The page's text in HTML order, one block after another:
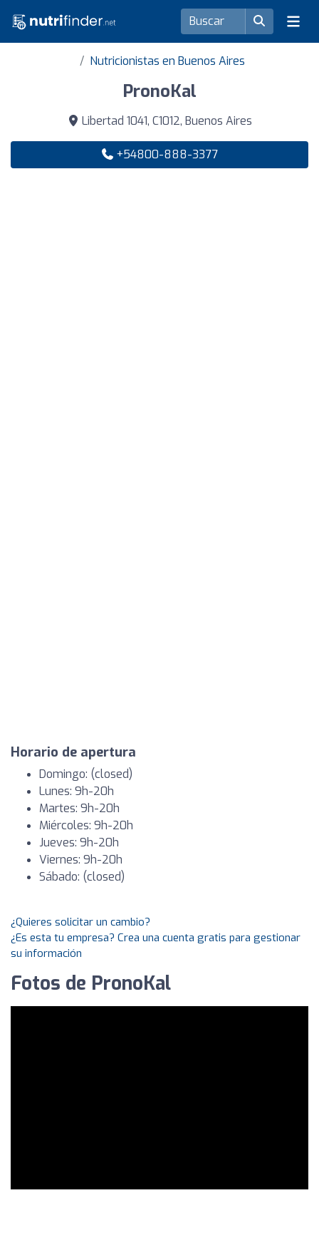
Nutricionistas en Buenos Aires
PronoKal
Libertad 1041, C1012, Buenos Aires
+54800-888-3377
Horario de apertura
Domingo: (closed)
Lunes: 9h-20h
Martes: 9h-20h
Miércoles: 9h-20h
Jueves: 9h-20h
Viernes: 9h-20h
Sábado: (closed)
¿Quieres solicitar un cambio?
¿Es esta tu empresa? Crea una cuenta gratis para gestionar
su información
Fotos de PronoKal